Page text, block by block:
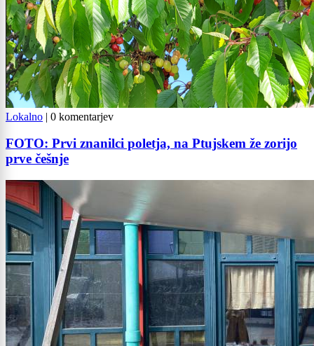
Lokalno | 0 komentarjev
FOTO: Prvi znanilci poletja, na Ptujskem že zorijo
prve češnje